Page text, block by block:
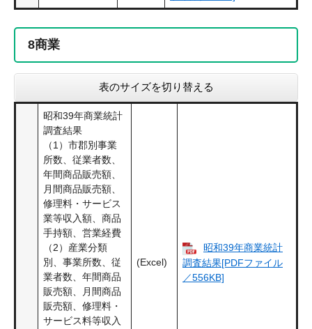
8商業
表のサイズを切り替える
昭和39年商業統計
調査結果
（1）市郡別事業
所数、従業者数、
年間商品販売額、
月間商品販売額、
修理料・サービス
業等収入額、商品
手持額、営業経費
（2）産業分類
別、事業所数、従
業者数、年間商品
販売額、月間商品
販売額、修理料・
サービス料等収入
(Excel)
昭和39年商業統計
調査結果[PDFファイル
／556KB]